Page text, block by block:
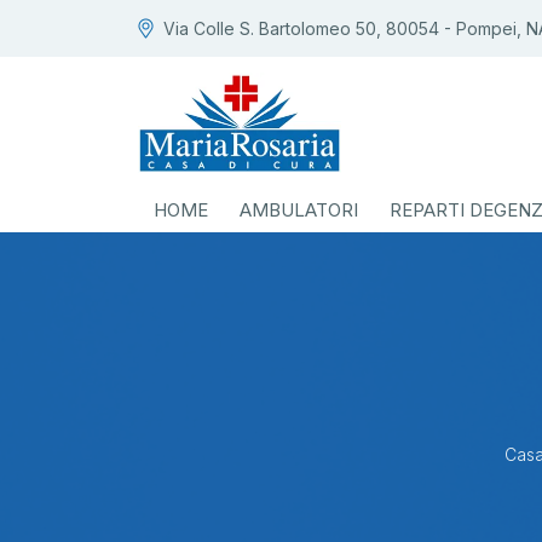
Via Colle S. Bartolomeo 50, 80054 - Pompei,
HOME AMBULATORI REPARTI